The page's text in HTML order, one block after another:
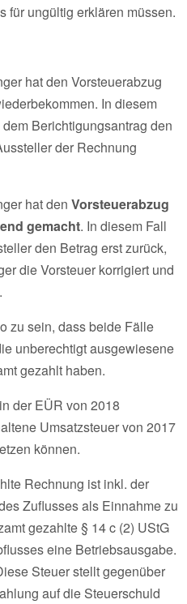
für ungültig erklären müssen.
hat den Vorsteuerabzug
In diesem
Berichtigungsantrag den
der Rechnung
hat den Vorsteuerabzug
gemacht. In diesem Fall
den Betrag erst zurück,
die Vorsteuer korrigiert und
zu sein, dass beide Fälle
unberechtigt ausgewiesene
gezahlt haben.
der EÜR von 2018
Umsatzsteuer von 2017
können.
Rechnung ist inkl. der
Zuflusses als Einnahme zu
gezahlte § 14 c (2) UStG
eine Betriebsausgabe.
Steuer stellt gegenüber
auf die Steuerschuld